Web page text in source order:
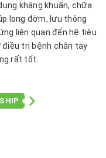
kháng khuẩn, chữa
long đờm, lưu thông
liên quan đến hệ tiêu
điều trị bệnh chân tay
rất tốt.